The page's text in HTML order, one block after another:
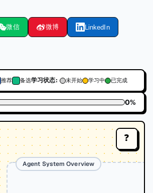
微信 微博 LinkedIn
推荐 备选学习状态: 未开始 学习中 已完成
0%
Agent System Overview
❓